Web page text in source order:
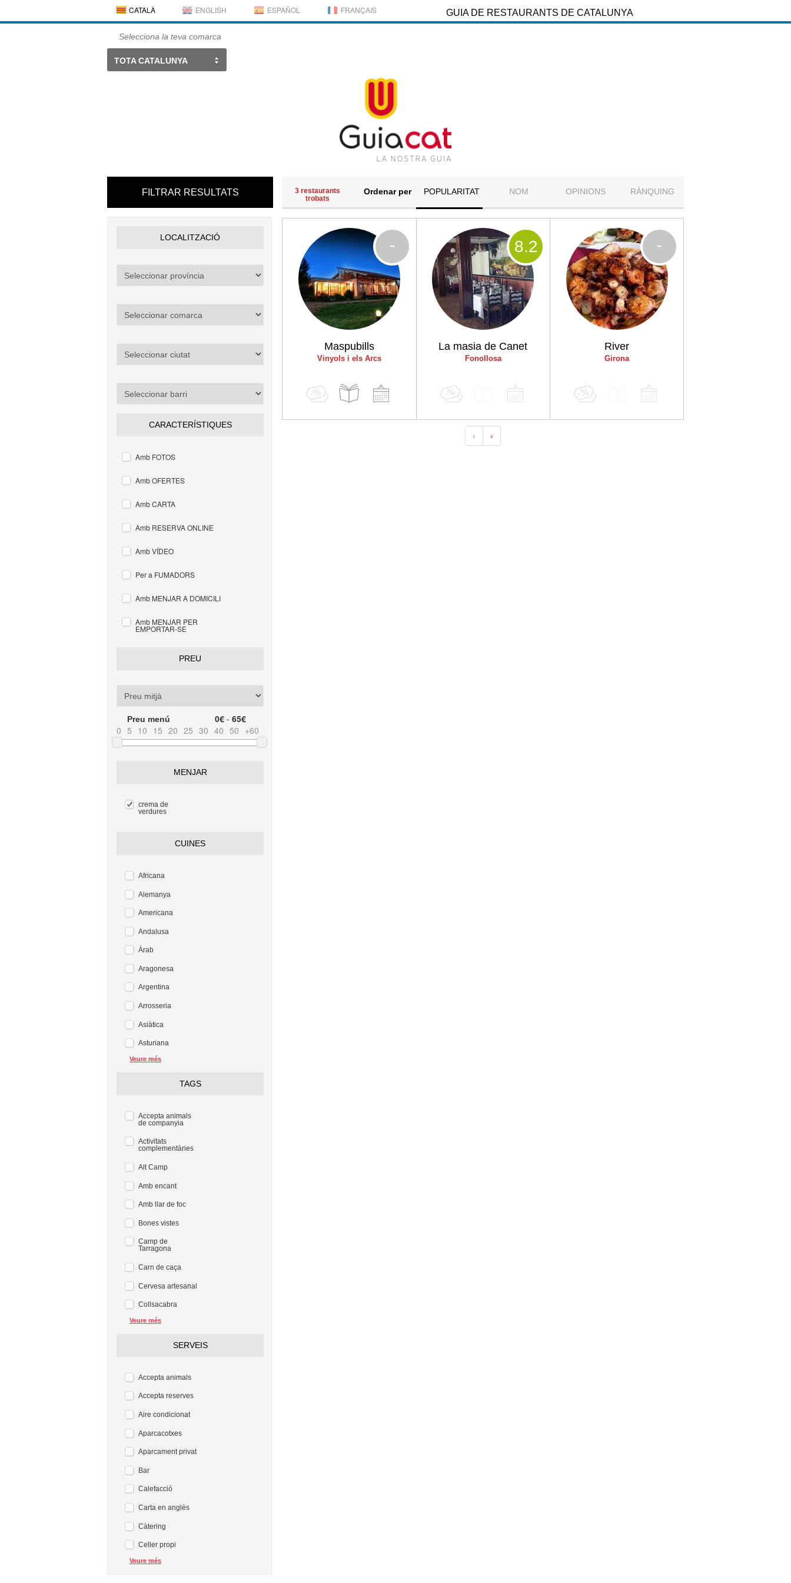
CATALÀ ENGLISH ESPAÑOL FRANÇAIS GUIA DE RESTAURANTS DE CATALUNYA
Selecciona la teva comarca
TOTA CATALUNYA
FILTRAR RESULTATS
LOCALITZACIÓ
CARACTERÍSTIQUES
Amb FOTOS
Amb OFERTES
Amb CARTA
Amb RESERVA ONLINE
Amb VÍDEO
Per a FUMADORS
Amb MENJAR A DOMICILI
Amb MENJAR PER
EMPORTAR-SE
PREU
Preu menú 0€ - 65€
0 5 10 15 20 25 30 40 50 +60
MENJAR
crema de
verdures
CUINES
Africana
Alemanya
Americana
Andalusa
Àrab
Aragonesa
Argentina
Arrosseria
Asiàtica
Asturiana
Veure més
TAGS
Accepta animals
de companyia
Activitats
complementàries
Alt Camp
Amb encant
Amb llar de foc
Bones vistes
Camp de
Tarragona
Carn de caça
Cervesa artesanal
Collsacabra
Veure més
SERVEIS
Accepta animals
Accepta reserves
Aire condicionat
Aparcacotxes
Aparcament privat
Bar
Calefacció
Carta en anglès
Càtering
Celler propi
Veure més
3 restaurants
trobats
Ordenar per POPULARITAT NOM OPINIONS RÀNQUING
Maspubills
Vinyols i els Arcs
-
La masia de Canet
Fonollosa
8.2
River
Girona
-
‹ ›